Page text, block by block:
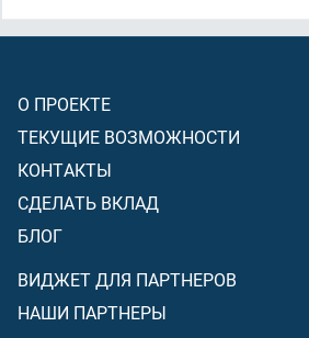
О ПРОЕКТЕ
ТЕКУЩИЕ ВОЗМОЖНОСТИ
КОНТАКТЫ
СДЕЛАТЬ ВКЛАД
БЛОГ
ВИДЖЕТ ДЛЯ ПАРТНЕРОВ
НАШИ ПАРТНЕРЫ